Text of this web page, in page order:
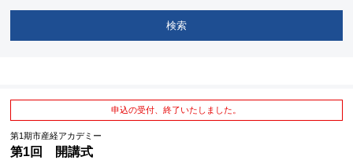
申込の受付、終了いたしました。
第1期市産経アカデミー
第1回 開講式